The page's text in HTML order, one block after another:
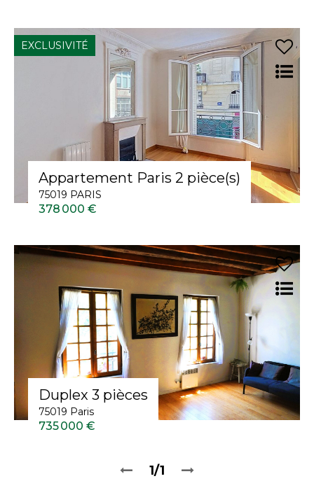
EXCLUSIVITÉ
Appartement Paris 2 pièce(s)
75019 PARIS
378 000 €
Duplex 3 pièces
75019 Paris
735 000 €
1/1